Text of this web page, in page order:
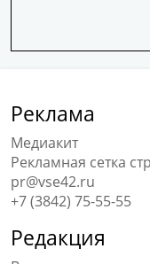
Реклама
Медиакит
Рекламная сетка
pr@vse42.ru
+7 (3842) 75-55-55
Редакция